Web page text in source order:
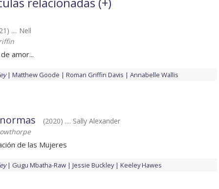
.... Nell
amor...
Matthew Goode Roman Griffin Davis Annabelle Wallis
(2020) .... Sally Alexander
de las Mujeres
Gugu Mbatha-Raw Jessie Buckley Keeley Hawes